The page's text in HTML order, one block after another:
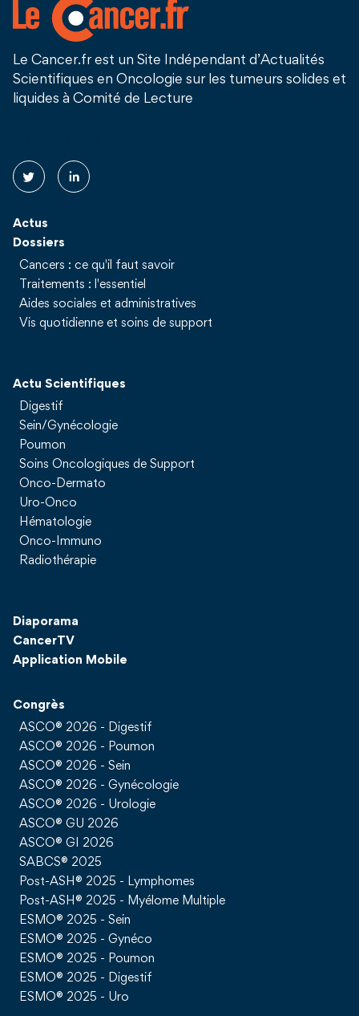
Le Cancer.fr est un Site Indépendant d’Actualités
Scientifiques en Oncologie sur les tumeurs solides et
liquides à Comité de Lecture
Actus
Dossiers
Cancers : ce qu'il faut savoir
Traitements : l'essentiel
Aides sociales et administratives
Vis quotidienne et soins de support
Actu Scientifiques
Digestif
Sein/Gynécologie
Poumon
Soins Oncologiques de Support
Onco-Dermato
Uro-Onco
Hématologie
Onco-Immuno
Radiothérapie
Diaporama
CancerTV
Application Mobile
Congrès
ASCO® 2026 - Digestif
ASCO® 2026 - Poumon
ASCO® 2026 - Sein
ASCO® 2026 - Gynécologie
ASCO® 2026 - Urologie
ASCO® GU 2026
ASCO® GI 2026
SABCS® 2025
Post-ASH® 2025 - Lymphomes
Post-ASH® 2025 - Myélome Multiple
ESMO® 2025 - Sein
ESMO® 2025 - Gynéco
ESMO® 2025 - Poumon
ESMO® 2025 - Digestif
ESMO® 2025 - Uro